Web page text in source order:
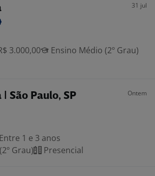
31 jul
3.000,00
Ensino Médio (2º Grau)
São Paulo, SP Ontem
Entre 1 e 3 anos
Grau)
Presencial